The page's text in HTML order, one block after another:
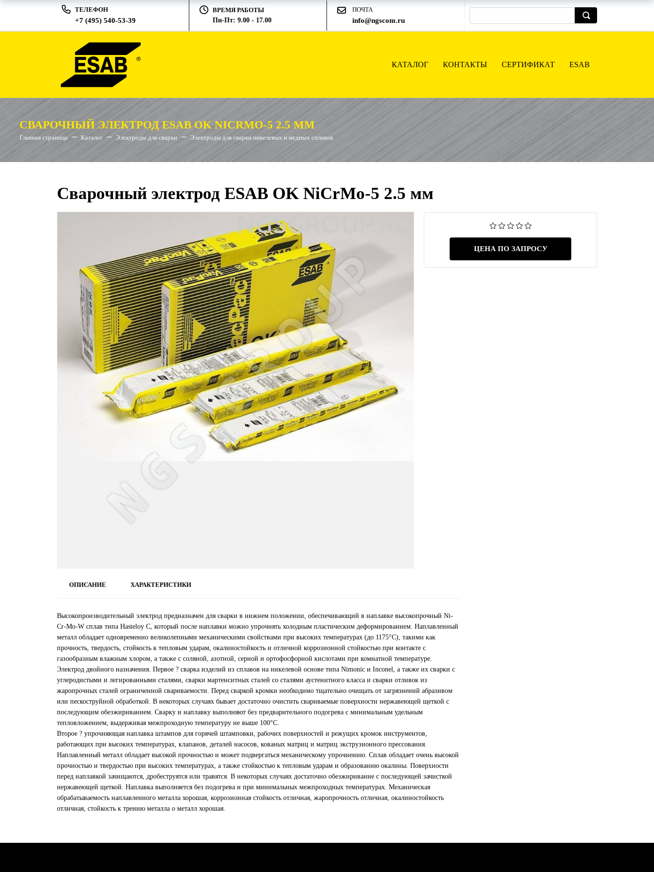
ТЕЛЕФОН
+7 (495) 540-53-39
ВРЕМЯ РАБОТЫ
Пн-Пт: 9.00 - 17.00
ПОЧТА
info@ngscom.ru
КАТАЛОГ КОНТАКТЫ СЕРТИФИКАТ ESAB
СВАРОЧНЫЙ ЭЛЕКТРОД ESAB OK NICRMO-5 2.5 ММ
Главная страница Каталог Электроды для сварки Электроды для сварки никелевых и медных сплавов
Сварочный электрод ESAB OK NiCrMo-5 2.5 мм
ЦЕНА ПО ЗАПРОСУ
ОПИСАНИЕ ХАРАКТЕРИСТИКИ
Высокопроизводительный электрод предназначен для сварки в нижнем положении, обеспечивающий в наплавке высокопрочный Ni-
Cr-Mo-W сплав типа Hasteloy C, который после наплавки можно упрочнять холодным пластическим деформированием. Наплавленный
металл обладает одновременно великолепными механическими свойствами при высоких температурах (до 1175°С), такими как
прочность, твердость, стойкость к тепловым ударам, окалиностойкость и отличной коррозионной стойкостью при контакте с
газообразным влажным хлором, а также с соляной, азотной, серной и ортофосфорной кислотами при комнатной температуре.
Электрод двойного назначения. Первое ? сварка изделий из сплавов на никелевой основе типа Nimonic и Inconel, а также их сварки с
углеродистыми и легированными сталями, сварки мартенситных сталей со сталями аустенитного класса и сварки отливок из
жаропрочных сталей ограниченной свариваемости. Перед сваркой кромки необходимо тщательно очищать от загрязнений абразивом
или пескоструйной обработкой. В некоторых случаях бывает достаточно очистить свариваемые поверхности нержавеющей щеткой с
последующим обезжириванием. Сварку и наплавку выполняют без предварительного подогрева с минимальным удельным
тепловложением, выдерживая межпроходную температуру не выше 100°С.
Второе ? упрочняющая наплавка штампов для горячей штамповки, рабочих поверхностей и режущих кромок инструментов,
работающих при высоких температурах, клапанов, деталей насосов, кованых матриц и матриц экструзионного прессования.
Наплавленный металл обладает высокой прочностью и может подвергаться механическому упрочнению. Сплав обладает очень высокой
прочностью и твердостью при высоких температурах, а также стойкостью к тепловым ударам и образованию окалины. Поверхности
перед наплавкой зачищаются, дробеструятся или травятся. В некоторых случаях достаточно обезжиривание с последующей зачисткой
нержавеющей щеткой. Наплавка выполняется без подогрева и при минимальных межпроходных температурах. Механическая
обрабатываемость наплавленного металла хорошая, коррозионная стойкость отличная, жаропрочность отличная, окалиностойкость
отличная, стойкость к трению металла о металл хорошая.